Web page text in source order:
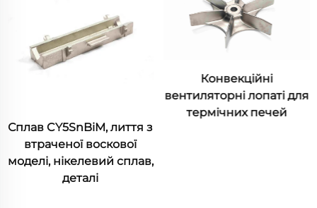
Сплав CY5SnBiM, лиття з
втраченої воскової
моделі, нікелевий сплав,
деталі
Конвекційні
вентиляторні лопаті для
термічних печей